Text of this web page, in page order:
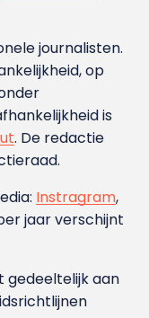
journalisten.
op
is
. De redactie
Instragram,
jaar verschijnt
gedeeltelijk aan